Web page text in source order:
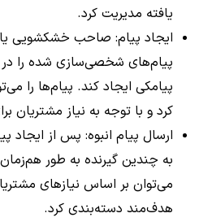
یافته مدیریت کرد.
ایجاد پیام: صاحب خشکشویی یا
پیام‌های شخصی‌سازی شده را
پیامکی ایجاد کند. پیام‌ها را
کرد و با توجه به نیاز مشتریان
ارسال پیام انبوه: پس از ایجاد
به چندین گیرنده به طور هم‌زمان
می‌توان بر اساس نیازهای
هدف‌مند دسته‌بندی کرد.